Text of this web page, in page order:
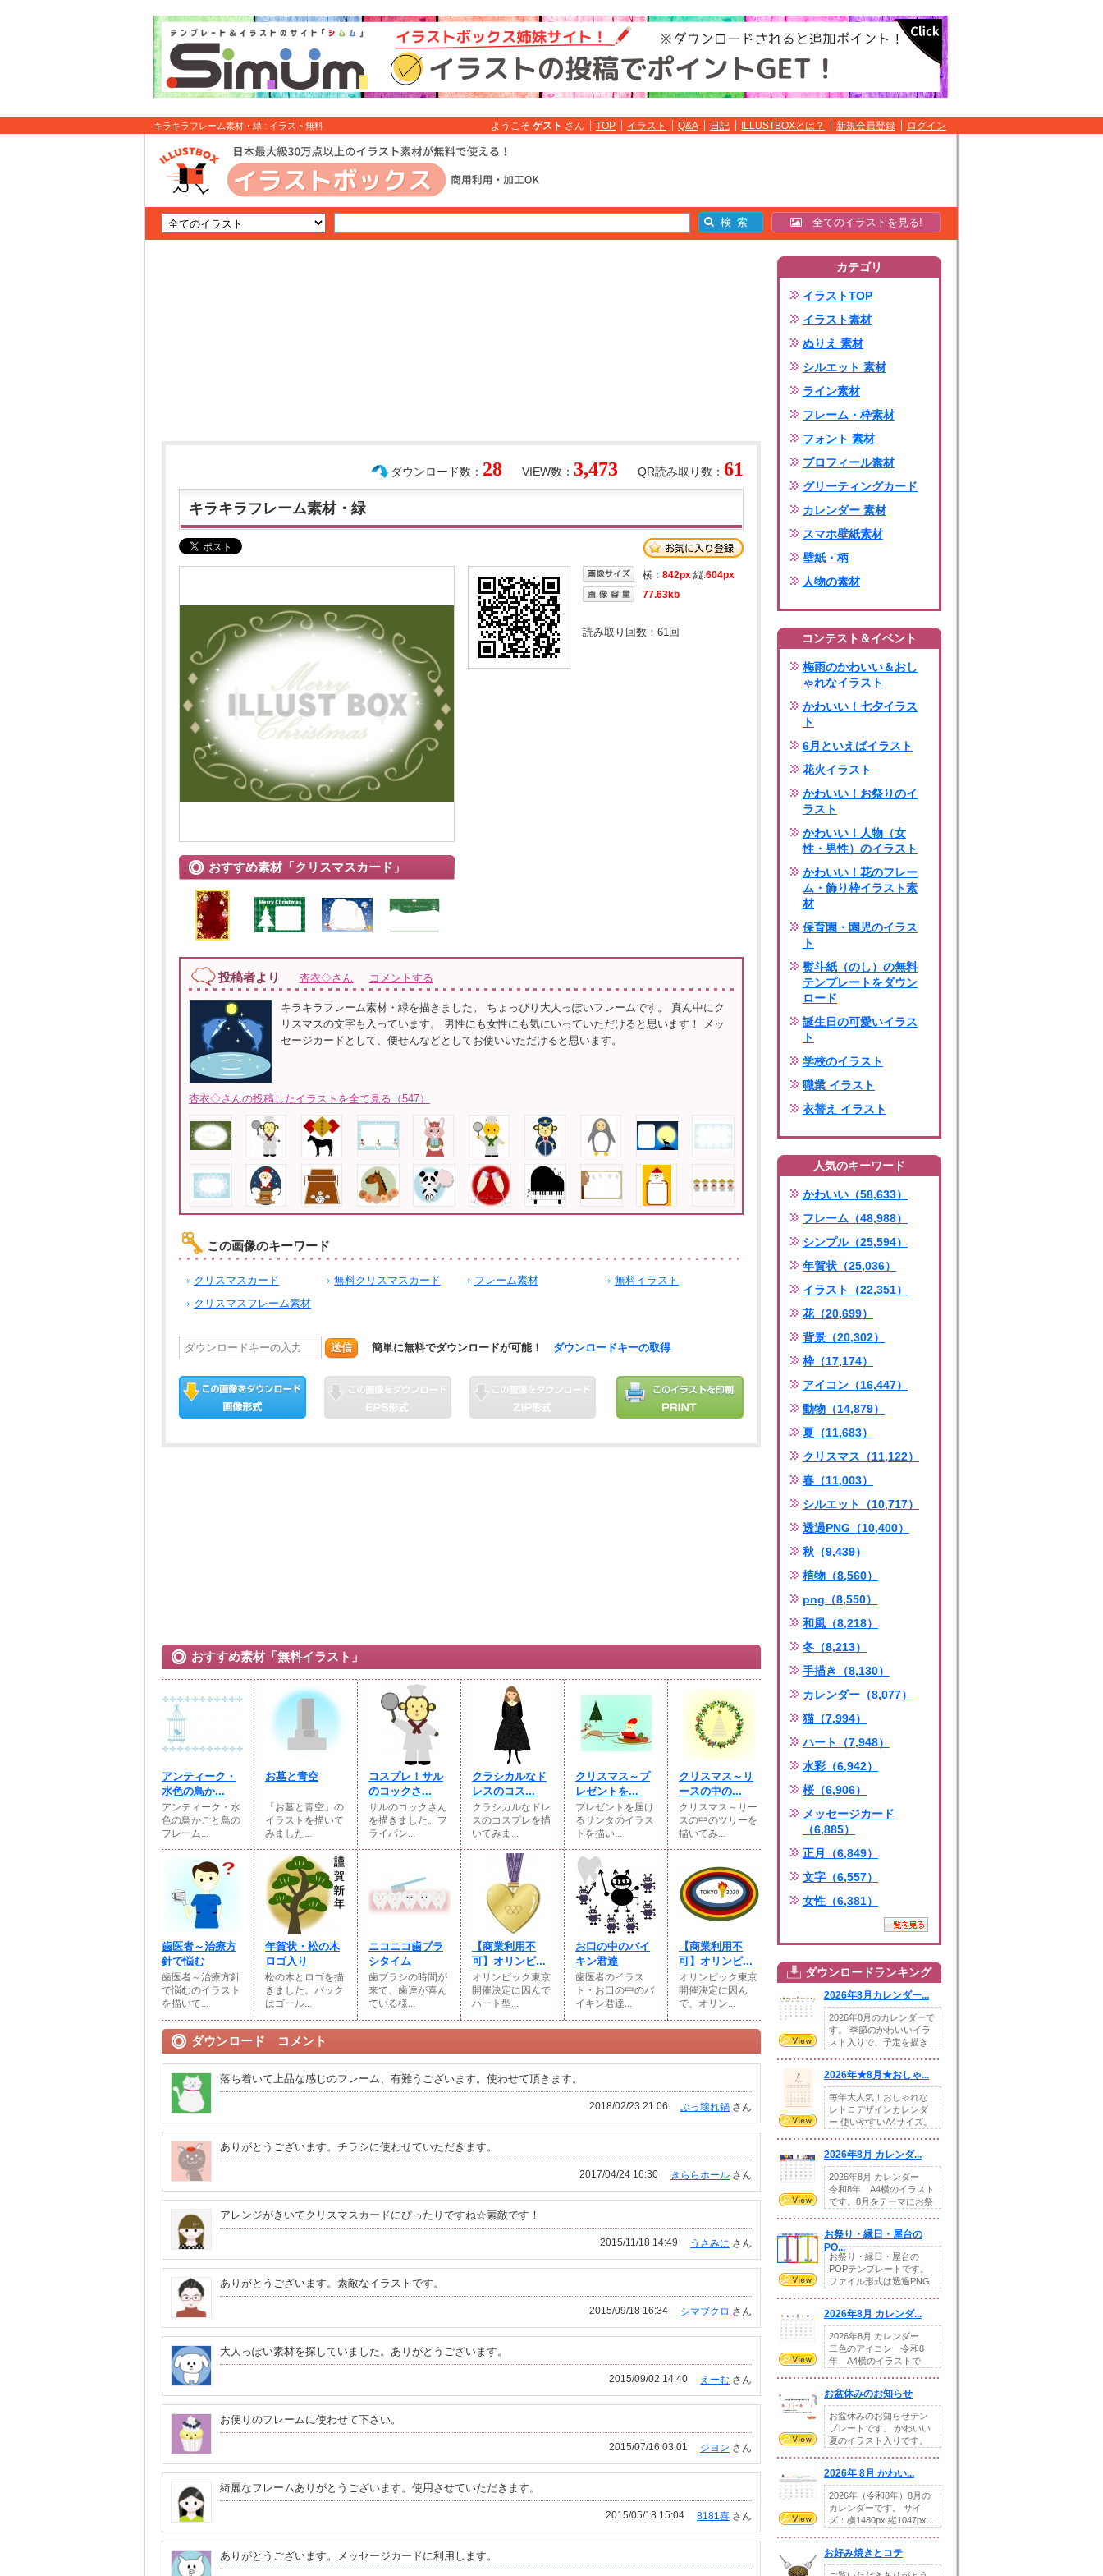
キラキラフレーム素材・緑 : イラスト無料 ようこそ ゲスト さん TOP イラスト Q&A 日記 ILLUSTBOXとは？ 新規会員登録 ログイン
全てのイラストを見る!
QR読み取り数： 61
VIEW数： 3,473
ダウンロード数： 28
キラキラフレーム素材・緑
おすすめ素材「クリスマスカード」
横： 842px 縦:604px
77.63kb
読み取り回数： 61回
投稿者より 杏衣◇さん コメントする
キラキラフレーム素材・緑を描きました。 ちょっぴり大人っぽいフレームです。 真ん中にク
リスマスの文字も入っています。 男性にも女性にも気にいっていただけると思います！ メッ
セージカードとして、便せんなどとしてお使いいただけると思います。
杏衣◇さんの投稿したイラストを全て見る（547）
この画像のキーワード
クリスマスカード 無料クリスマスカード フレーム素材
無料イラスト
クリスマスフレーム素材
送信 簡単に無料でダウンロードが可能！ ダウンロードキーの取得
おすすめ素材「無料イラスト」
アンティーク・
水色の鳥か...
アンティーク・水
色の鳥かごと鳥の
フレーム...
お墓と青空
「お墓と青空」の
イラストを描いて
みました...
コスプレ！サル
のコックさ...
サルのコックさん
を描きました。フ
ライパン...
クラシカルなド
レスのコス...
クラシカルなドレ
スのコスプレを描
いてみま...
クリスマス～プ
レゼントを...
プレゼントを届け
るサンタのイラス
トを描い...
クリスマス～リ
ースの中の...
クリスマス～リー
スの中のツリーを
描いてみ...
歯医者～治療方
針で悩む
歯医者～治療方針
で悩むのイラスト
を描いて...
年賀状・松の木
ロゴ入り
松の木とロゴを描
きました。バック
はゴール...
ニコニコ歯ブラ
シタイム
歯ブラシの時間が
来て、歯達が喜ん
でいる様...
【商業利用不
可】オリンピ...
オリンピック東京
開催決定に因んで
ハート型...
お口の中のバイ
キン君達
歯医者のイラス
ト・お口の中のバ
イキン君達...
【商業利用不
可】オリンピ...
オリンピック東京
開催決定に因ん
で、オリン...
ダウンロード コメント
落ち着いて上品な感じのフレーム、有難うございます。使わせて頂きます。
ぶっ壊れ鍋 さん
2018/02/23 21:06
ありがとうございます。チラシに使わせていただきます。
きららホール さん
2017/04/24 16:30
アレンジがきいてクリスマスカードにぴったりですね☆素敵です！
うさみに さん
2015/11/18 14:49
ありがとうございます。素敵なイラストです。
シマブクロ さん
2015/09/18 16:34
大人っぽい素材を探していました。ありがとうございます。
えーむ さん
2015/09/02 14:40
お便りのフレームに使わせて下さい。
ジヨン さん
2015/07/16 03:01
綺麗なフレームありがとうございます。使用させていただきます。
8181喜 さん
2015/05/18 15:04
ありがとうございます。メッセージカードに利用します。
カテゴリ
イラストTOP
イラスト素材
ぬりえ 素材
シルエット 素材
ライン素材
フレーム・枠素材
フォント 素材
プロフィール素材
グリーティングカード
カレンダー 素材
スマホ壁紙素材
壁紙・柄
人物の素材
コンテスト＆イベント
梅雨のかわいい＆おし
ゃれなイラスト
かわいい！七夕イラス
ト
6月といえばイラスト
花火イラスト
かわいい！お祭りのイ
ラスト
かわいい！人物（女
性・男性）のイラスト
かわいい！花のフレー
ム・飾り枠イラスト素
材
保育園・園児のイラス
ト
熨斗紙（のし）の無料
テンプレートをダウン
ロード
誕生日の可愛いイラス
ト
学校のイラスト
職業 イラスト
衣替え イラスト
人気のキーワード
かわいい（58,633）
フレーム（48,988）
シンプル（25,594）
年賀状（25,036）
イラスト（22,351）
花（20,699）
背景（20,302）
枠（17,174）
アイコン（16,447）
動物（14,879）
夏（11,683）
クリスマス（11,122）
春（11,003）
シルエット（10,717）
透過PNG（10,400）
秋（9,439）
植物（8,560）
png（8,550）
和風（8,218）
冬（8,213）
手描き（8,130）
カレンダー（8,077）
猫（7,994）
ハート（7,948）
水彩（6,942）
桜（6,906）
メッセージカード
（6,885）
正月（6,849）
文字（6,557）
女性（6,381）
ダウンロードランキング
2026年8月カレンダー...
2026年8月のカレンダーで
す。 季節のかわいいイラ
スト入りで、予定を描き
2026年★8月★おしゃ...
毎年大人気！おしゃれな
レトロデザインカレンダ
ー 使いやすいA4サイズ。
2026年8月 カレンダ...
2026年8月 カレンダー
令和8年 A4横のイラスト
です。8月をテーマにお祭
お祭り・縁日・屋台の
PO...
お祭り・縁日・屋台の
POPテンプレートです。
ファイル形式は透過PNG
2026年8月 カレンダ...
2026年8月 カレンダー
二色のアイコン 令和8
年 A4横のイラストで
お盆休みのお知らせ
お盆休みのお知らせテン
プレートです。 かわいい
夏のイラスト入りです。
2026年 8月 かわい...
2026年（令和8年）8月の
カレンダーです。 サイ
ズ：横1480px 縦1047px...
お好み焼きとコテ